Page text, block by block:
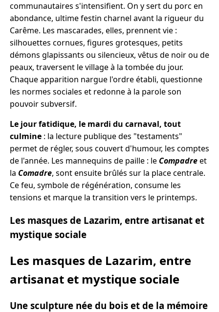
communautaires s'intensifient. On y sert du porc en
abondance, ultime festin charnel avant la rigueur du
Carême. Les mascarades, elles, prennent vie :
silhouettes cornues, figures grotesques, petits
démons glapissants ou silencieux, vêtus de noir ou de
peaux, traversent le village à la tombée du jour.
Chaque apparition nargue l'ordre établi, questionne
les normes sociales et redonne à la parole son
pouvoir subversif.
Le jour fatidique, le mardi du carnaval, tout
culmine : la lecture publique des "testaments"
permet de régler, sous couvert d'humour, les comptes
de l'année. Les mannequins de paille : le Compadreet
la Comadre, sont ensuite brûlés sur la place centrale.
Ce feu, symbole de régénération, consume les
tensions et marque la transition vers le printemps.
Les masques de Lazarim, entre artisanat et
mystique sociale
Les masques de Lazarim, entre
artisanat et mystique sociale
Une sculpture née du bois et de la mémoire